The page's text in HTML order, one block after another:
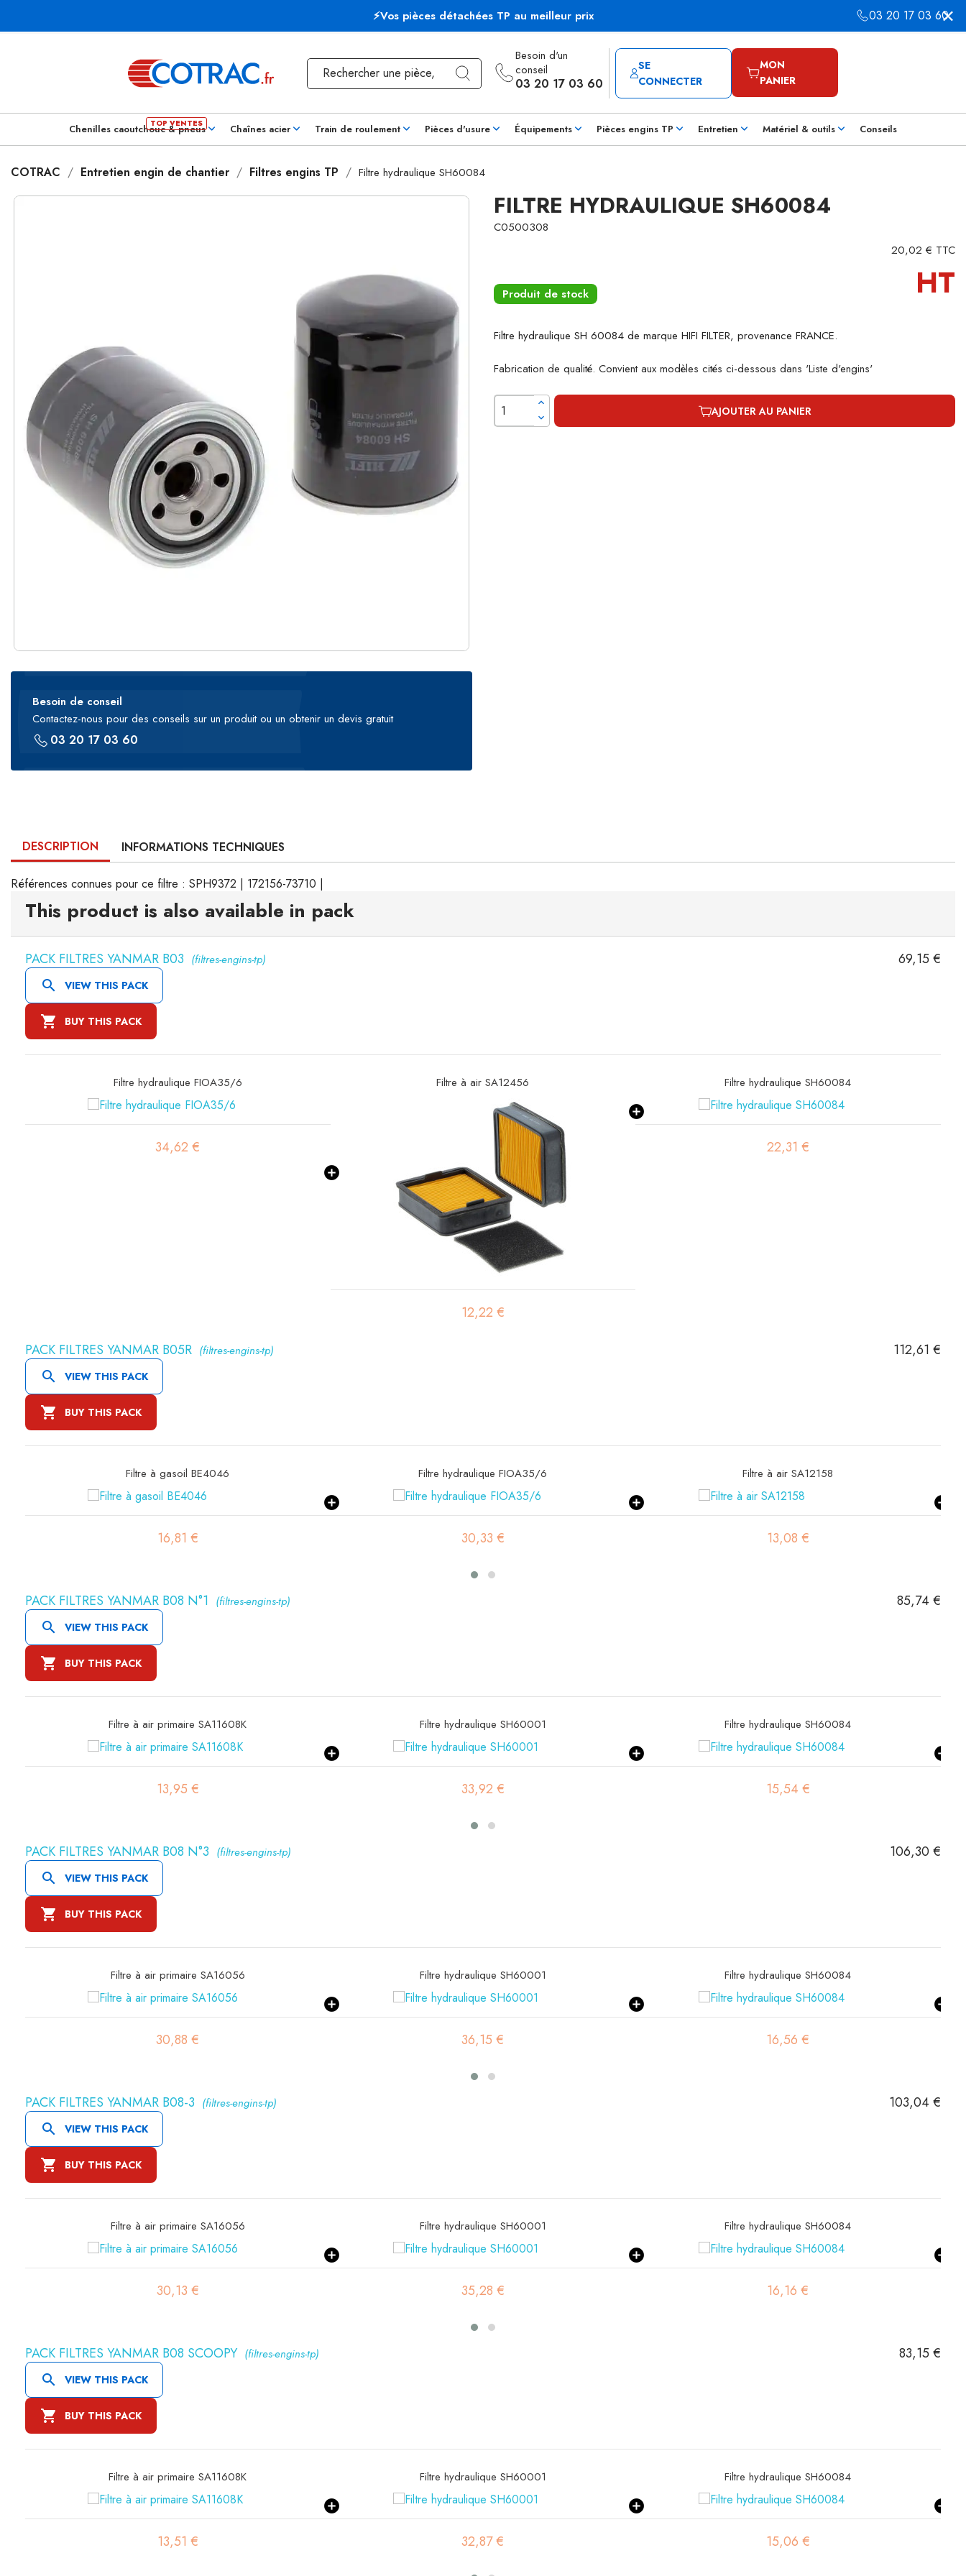
⚡Vos pièces détachées TP au meilleur prix 03 20 17 03 60
Besoin d'un
conseil
03 20 17 03 60
SE
CONNECTER
MON
PANIER
Chenilles caoutchouc & pneus Chaînes acier Train de roulement Pièces d'usure Équipements Pièces engins TP Entretien Matériel & outils Conseils
COTRAC Entretien engin de chantier Filtres engins TP Filtre hydraulique SH60084
Besoin de conseil
Contactez-nous pour des conseils sur un produit ou un obtenir un devis gratuit
03 20 17 03 60
FILTRE HYDRAULIQUE SH60084
C0500308
20,02 € TTC
Produit de stock HT
Filtre hydraulique SH 60084 de marque HIFI FILTER, provenance FRANCE.
Fabrication de qualité. Convient aux modèles cités ci-dessous dans 'Liste d'engins'
AJOUTER AU PANIER
DESCRIPTION INFORMATIONS TECHNIQUES
Références connues pour ce filtre : SPH9372 | 172156-73710 |
This product is also available in pack
PACK FILTRES YANMAR B03 (filtres-engins-tp)
 VIEW THIS PACK
 BUY THIS PACK
69,15 €
Filtre hydraulique FIOA35/6
34,62 €
Filtre à air SA12456
12,22 €
Filtre hydraulique SH60084
22,31 €
PACK FILTRES YANMAR B05R (filtres-engins-tp)
 VIEW THIS PACK
 BUY THIS PACK
112,61 €
Filtre hydraulique FIOA35/6
30,33 €
Filtre à air SA12158
13,08 €
Filtre hydraulique SH60084
19,54 €
PACK FILTRES YANMAR B08 N°1 (filtres-engins-tp)
 VIEW THIS PACK
 BUY THIS PACK
85,74 €
Filtre hydraulique SH60001
33,92 €
Filtre hydraulique SH60084
15,54 €
Filtre à gasoil SN21581
9,89 €
PACK FILTRES YANMAR B08 N°3 (filtres-engins-tp)
 VIEW THIS PACK
 BUY THIS PACK
106,30 €
Filtre hydraulique SH60001
36,15 €
Filtre hydraulique SH60084
16,56 €
Filtre à gasoil SN21590
7,16 €
PACK FILTRES YANMAR B08-3 (filtres-engins-tp)
 VIEW THIS PACK
 BUY THIS PACK
103,04 €
Filtre hydraulique SH60001
35,28 €
Filtre hydraulique SH60084
16,16 €
Filtre à gasoil SN21590
6,99 €
PACK FILTRES YANMAR B08 SCOOPY (filtres-engins-tp)
 VIEW THIS PACK
 BUY THIS PACK
83,15 €
Filtre hydraulique SH60001
32,87 €
Filtre hydraulique SH60084
15,06 €
Filtre à gasoil SN21581
9,59 €